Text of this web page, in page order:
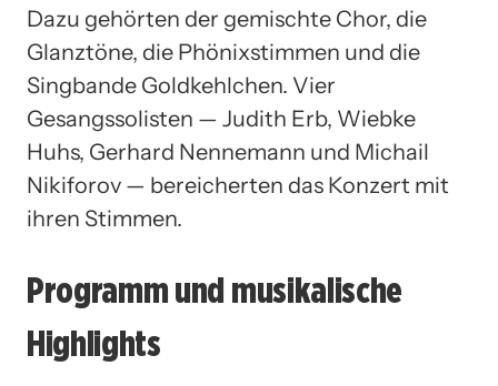
Dazu gehörten der gemischte Chor, die
Glanztöne, die Phönixstimmen und die
Singbande Goldkehlchen. Vier
Gesangssolisten — Judith Erb, Wiebke
Huhs, Gerhard Nennemann und Michail
Nikiforov — bereicherten das Konzert mit
ihren Stimmen.
Programm und musikalische
Highlights